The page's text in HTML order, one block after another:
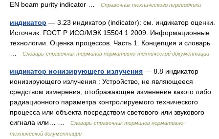
EN beam purity indicator …
Справочник технического переводчика
индикатор — 3.23 индикатор (indicator): см. индикатор оценки.
Источник: ГОСТ Р ИСО/МЭК 15504 1 2009: Информационные
технологии. Оценка процессов. Часть 1. Концепция и словарь
Словарь-справочник терминов нормативно-технической документации
индикатор ионизирующего излучения — 8.8 индикатор
ионизирующего излучения : Устройство, не являющееся
средством измерения, отображающее изменение какого либо
радиационного параметра контролируемого технического
процесса или объекта посредством светового или звукового
сигнала или… …
Словарь-справочник терминов нормативно-
технической документации